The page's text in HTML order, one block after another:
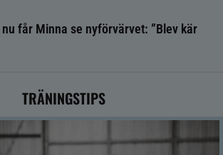
får Minna se nyförvärvet: ”Blev kär
TRÄNINGSTIPS